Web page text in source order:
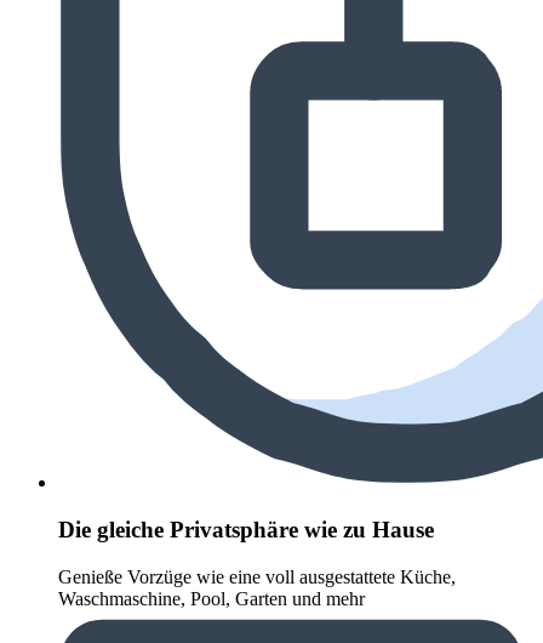
Die gleiche Privatsphäre wie zu Hause
Genieße Vorzüge wie eine voll ausgestattete Küche,
Waschmaschine, Pool, Garten und mehr